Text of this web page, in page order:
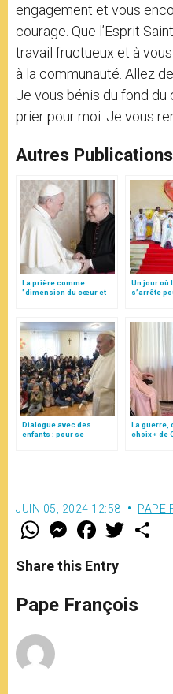
engagement et vous
courage. Que l’Esprit
travail fructueux et à
à la communauté. Allez
Je vous bénis du fond du
prier pour moi. Je vous
Autres
La prière comme
"dimension du cœur et
Un jour où
s’arrête
Dialogue avec des
enfants : pour se
La guerre,
choix « de
JUIN 05, 2024 12:58 PAPE
W
t
s
p
p
M
e
s
e
g
e
F
a
e
b
o
k
w
r
Share this Entry
Pape François